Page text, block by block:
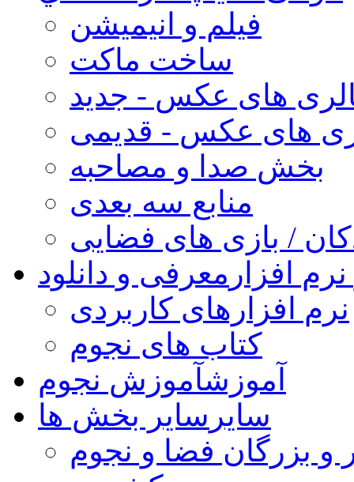
فیلم و انیمیشن
ساخت ماکت
های عکس - جدید
های عکس - قدیمی
بخش صدا و مصاحبه
منابع سه بعدی
/ بازی های فضایی
افزار معرفی و دانلود
نرم افزارهای کاربردی
کتاب های نجوم
آموزشآموزش نجوم
سایر سایر بخش ها
و بزرگان فضا و نجوم